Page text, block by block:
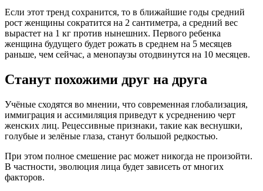
Если этот тренд сохранится, то в ближайшие годы средний
рост женщины сократится на 2 сантиметра, а средний вес
вырастет на 1 кг против нынешних. Первого ребенка
женщина будущего будет рожать в среднем на 5 месяцев
раньше, чем сейчас, а менопаузы отодвинутся на 10 месяцев.
Станут похожими друг на друга
Учёные сходятся во мнении, что современная глобализация,
иммиграция и ассимиляция приведут к усреднению черт
женских лиц. Рецессивные признаки, такие как веснушки,
голубые и зелёные глаза, станут большой редкостью.
При этом полное смешение рас может никогда не произойти.
В частности, эволюция лица будет зависеть от многих
факторов.